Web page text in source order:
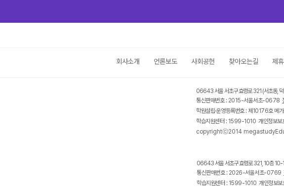
회사소개 언론보도 사회공헌 찾아오는길 제
06643 서울 서초구 효령로 321 (서초동,
통신판매번호 : 2015-서울서초-0678
학원설립·운영등록번호 : 제10176호 메
학습지원센터 : 1599-1010 개인정보보
copyrightⓒ2014
06643 서울 서초구 효령로 321, 10층 10-
통신판매번호 : 2026-서울서초-0769
학습지원센터 : 1599-1010 개인정보보